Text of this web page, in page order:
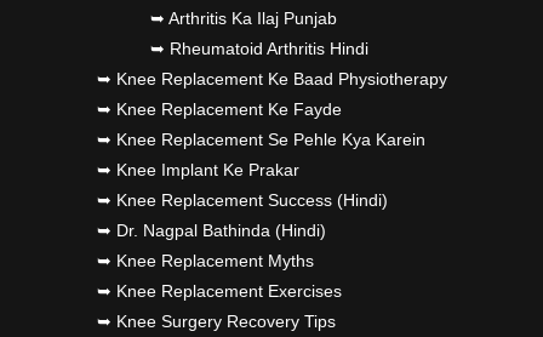
➥ Arthritis Ka Ilaj Punjab
➥ Rheumatoid Arthritis Hindi
➥ Knee Replacement Ke Baad Physiotherapy
➥ Knee Replacement Ke Fayde
➥ Knee Replacement Se Pehle Kya Karein
➥ Knee Implant Ke Prakar
➥ Knee Replacement Success (Hindi)
➥ Dr. Nagpal Bathinda (Hindi)
➥ Knee Replacement Myths
➥ Knee Replacement Exercises
➥ Knee Surgery Recovery Tips